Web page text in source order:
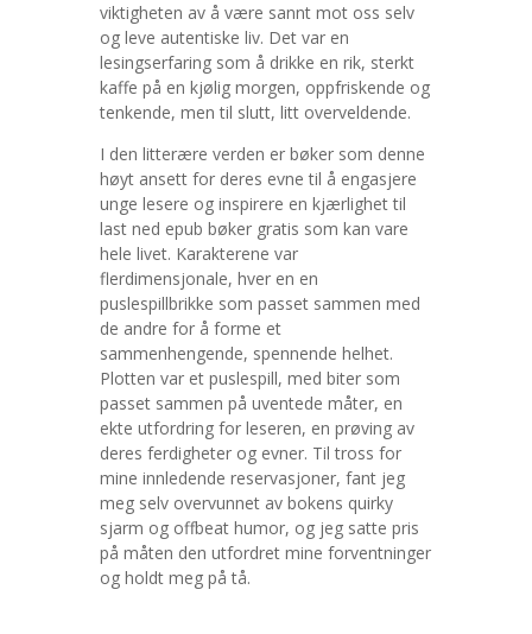
viktigheten av å være sannt mot oss selv
og leve autentiske liv. Det var en
lesingserfaring som å drikke en rik, sterkt
kaffe på en kjølig morgen, oppfriskende og
tenkende, men til slutt, litt overveldende.
I den litterære verden er bøker som denne
høyt ansett for deres evne til å engasjere
unge lesere og inspirere en kjærlighet til
last ned epub bøker gratis som kan vare
hele livet. Karakterene var
flerdimensjonale, hver en en
puslespillbrikke som passet sammen med
de andre for å forme et
sammenhengende, spennende helhet.
Plotten var et puslespill, med biter som
passet sammen på uventede måter, en
ekte utfordring for leseren, en prøving av
deres ferdigheter og evner. Til tross for
mine innledende reservasjoner, fant jeg
meg selv overvunnet av bokens quirky
sjarm og offbeat humor, og jeg satte pris
på måten den utfordret mine forventninger
og holdt meg på tå.